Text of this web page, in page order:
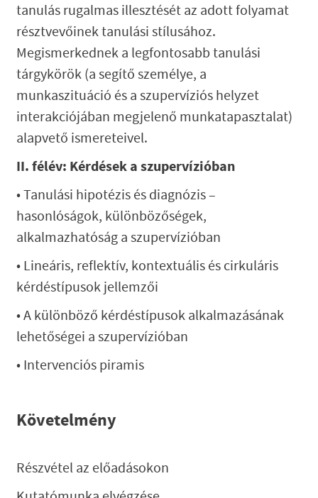
tanulás rugalmas illesztését az adott folyamat
résztvevőinek tanulási stílusához.
Megismerkednek a legfontosabb tanulási
tárgykörök (a segítő személye, a
munkaszituáció és a szupervíziós helyzet
interakciójában megjelenő munkatapasztalat)
alapvető ismereteivel.
II. félév: Kérdések a szupervízióban
• Tanulási hipotézis és diagnózis –
hasonlóságok, különbözőségek,
alkalmazhatóság a szupervízióban
• Lineáris, reflektív, kontextuális és cirkuláris
kérdéstípusok jellemzői
• A különböző kérdéstípusok alkalmazásának
lehetőségei a szupervízióban
• Intervenciós piramis
Követelmény
Részvétel az előadásokon